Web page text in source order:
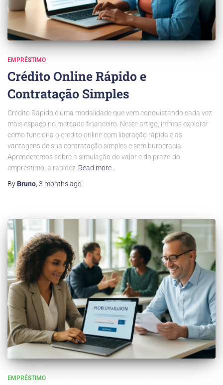
EMPRÉSTIMO
Crédito Online Rápido e
Contratação Simples
Crédito Rápido é uma modalidade que vem conquistando cada vez
mais espaço no mercado financeiro. Neste artigo, iremos explorar
como funciona o crédito online com liberação rápida e as
vantagens de sua contratação simples e sem burocracia.
Aprenderemos sobre a simulação do valor e do prazo do
empréstimo, a rapidez Read more…
By Bruno, 3 monthsago
EMPRÉSTIMO